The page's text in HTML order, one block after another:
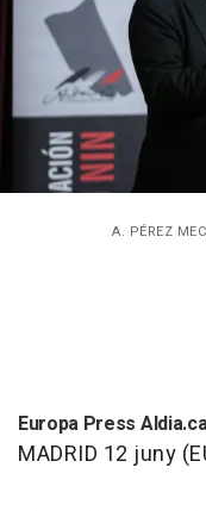
A. PÉREZ
Europa Press
MADRID 12 juny